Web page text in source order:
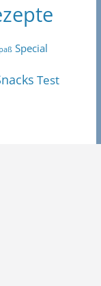
Special
Test